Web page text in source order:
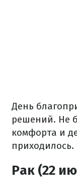
День
решений. Не
комфорта и
приходилось.
Рак (22